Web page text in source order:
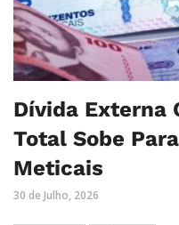
Dívida Externa
Total Sobe
Meticais
30 de Julho, 2026